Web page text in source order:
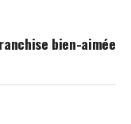
bien-aimée